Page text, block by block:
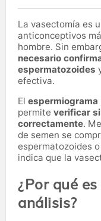
La vasectomía es
anticonceptivos
hombre. Sin
necesario
espermatozoides
efectiva.
El
permite verificar
correctamente.
de semen se
espermatozoides
indica que la
¿Por qué
análisis?